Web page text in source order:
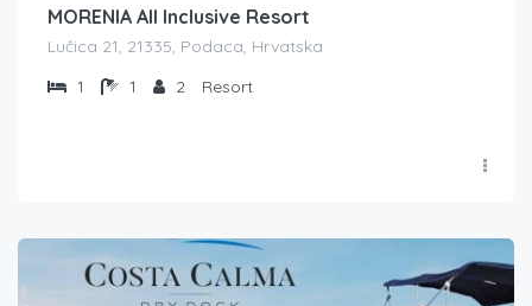
MORENIA All Inclusive Resort
Lučica 21, 21335, Podaca, Hrvatska
1
1 2 Resort